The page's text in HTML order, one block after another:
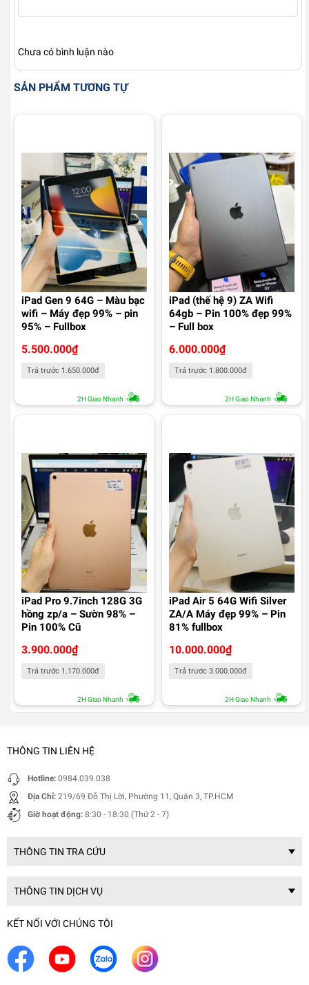
Chưa có bình luận nào
SẢN PHẨM TƯƠNG TỰ
iPad Gen 9 64G – Màu bạc
wifi – Máy đẹp 99% – pin
95% – Fullbox
5.500.000₫
Trả trước 1.650.000đ
2H Giao Nhanh
iPad (thế hệ 9) ZA Wifi
64gb – Pin 100% đẹp 99%
– Full box
6.000.000₫
Trả trước 1.800.000đ
2H Giao Nhanh
iPad Pro 9.7inch 128G 3G
hồng zp/a – Sườn 98% –
Pin 100% Cũ
3.900.000₫
Trả trước 1.170.000đ
2H Giao Nhanh
iPad Air 5 64G Wifi Silver
ZA/A Máy đẹp 99% – Pin
81% fullbox
10.000.000₫
Trả trước 3.000.000đ
2H Giao Nhanh
THÔNG TIN LIÊN HỆ
Hotline: 0984.039.038
Địa Chỉ: 219/69 Đỗ Thị Lời, Phường 11, Quận 3, TP.HCM
Giờ hoạt động: 8:30 - 18:30 (Thứ 2 - 7)
THÔNG TIN TRA CỨU
THÔNG TIN DỊCH VỤ
KẾT NỐI VỚI CHÚNG TÔI